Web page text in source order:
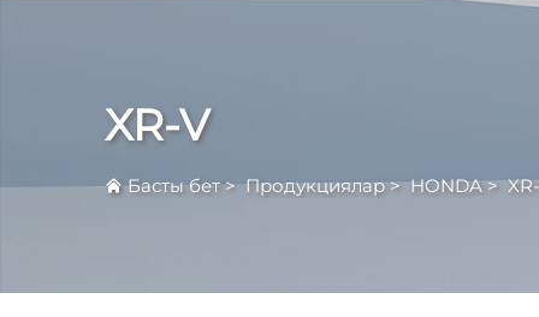
XR-V
Басты бет>Продукциялар>HONDA>